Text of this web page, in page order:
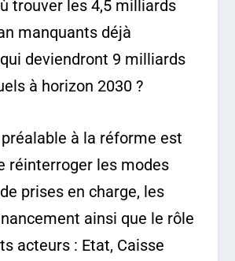
trouver les 4,5 milliards
manquants déjà
qui deviendront 9 milliards
à horizon 2030 ?
à la réforme est
réinterroger les modes
prises en charge, les
ainsi que le rôle
acteurs : Etat, Caisse